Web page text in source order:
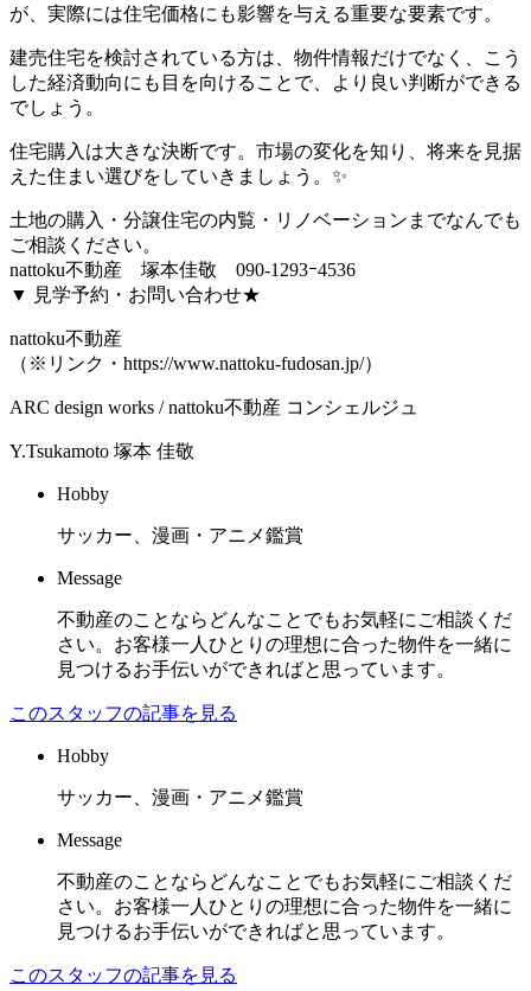
が、実際には住宅価格にも影響を与える重要な要素です。
建売住宅を検討されている方は、物件情報だけでなく、こう
した経済動向にも目を向けることで、より良い判断ができる
でしょう。
住宅購入は大きな決断です。市場の変化を知り、将来を見据
えた住まい選びをしていきましょう。✨
土地の購入・分譲住宅の内覧・リノベーションまでなんでも
ご相談ください。
nattoku不動産 塚本佳敬 090-1293ｰ4536
▼ 見学予約・お問い合わせ★
nattoku不動産
（※リンク・https://www.nattoku-fudosan.jp/）
ARC design works / nattoku不動産 コンシェルジュ
Y.Tsukamoto 塚本 佳敬
Hobby
サッカー、漫画・アニメ鑑賞
Message
不動産のことならどんなことでもお気軽にご相談くだ
さい。お客様一人ひとりの理想に合った物件を一緒に
見つけるお手伝いができればと思っています。
このスタッフの記事を見る
Hobby
サッカー、漫画・アニメ鑑賞
Message
不動産のことならどんなことでもお気軽にご相談くだ
さい。お客様一人ひとりの理想に合った物件を一緒に
見つけるお手伝いができればと思っています。
このスタッフの記事を見る